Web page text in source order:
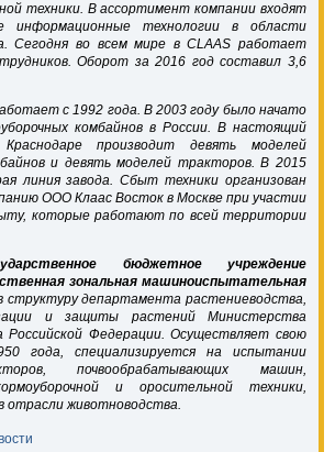
техники. В ассортимент компании входят
информационные технологии в области
Сегодня во всем мире в CLAAS работает
Оборот за 2016 год составил 3,6
с 1992 года. В 2003 году было начато
комбайнов в России. В настоящий
производит девять моделей
и девять моделей тракторов. В 2015
линия завода. Сбыт техники организован
ООО Клаас Восток в Москве при участии
которые работают по всей территории
бюджетное учреждение
зональная машиноиспытательная
структуру департамента растениеводства,
и защиты растений Министерства
Российской Федерации. Осуществляет свою
года, специализируется на испытании
почвообрабатывающих машин,
и оросительной техники,
отрасли животноводства.